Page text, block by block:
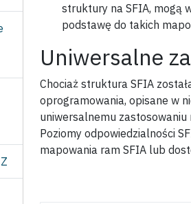
struktury na SFIA, mogą
podstawę do takich
Uniwersalne
Chociaż struktura SFIA
oprogramowania, opisane w
uniwersalnemu zastosowaniu
Poziomy odpowiedzialności
mapowania ram SFIA lub